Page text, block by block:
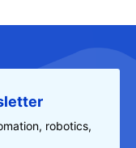
robotics,